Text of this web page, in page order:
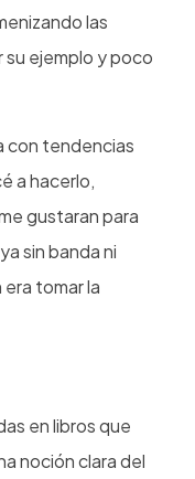
las
su ejemplo y poco
con tendencias
a hacerlo,
gustaran para
sin banda ni
tomar la
en libros que
noción clara del